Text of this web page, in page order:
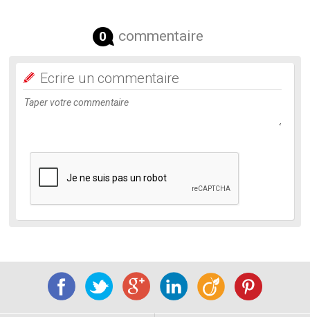
0 commentaire
Ecrire un commentaire